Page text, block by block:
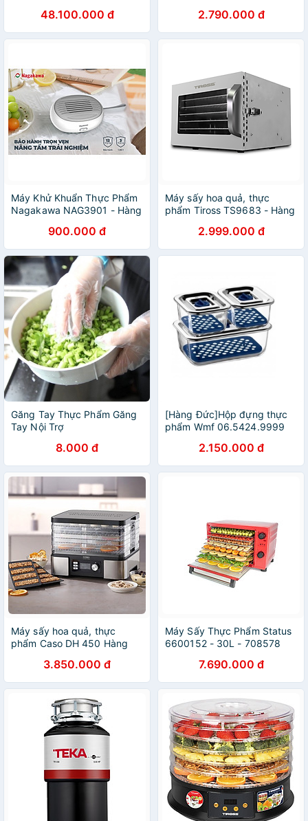
48.100.000 đ 2.790.000 đ
Máy Khử Khuẩn Thực Phẩm
Nagakawa NAG3901 - Hàng
900.000 đ
Máy sấy hoa quả, thực
phẩm Tiross TS9683 - Hàng
2.999.000 đ
Găng Tay Thực Phẩm Găng
Tay Nội Trợ
8.000 đ
[Hàng Đức]Hộp đựng thực
phẩm Wmf 06.5424.9999
2.150.000 đ
Máy sấy hoa quả, thực
phẩm Caso DH 450 Hàng
3.850.000 đ
Máy Sấy Thực Phẩm Status
6600152 - 30L - 708578
7.690.000 đ